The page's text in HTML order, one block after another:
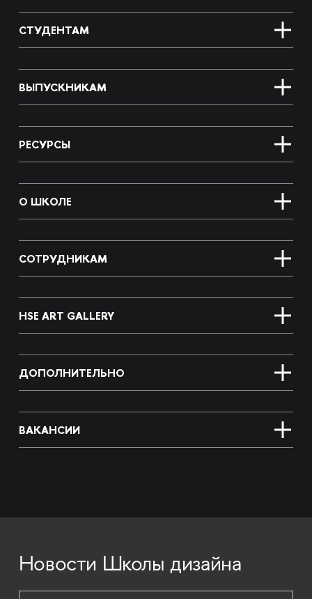
СТУДЕНТАМ
ВЫПУСКНИКАМ
РЕСУРСЫ
О ШКОЛЕ
СОТРУДНИКАМ
HSE ART GALLERY
ДОПОЛНИТЕЛЬНО
ВАКАНСИИ
Новости Школы дизайна